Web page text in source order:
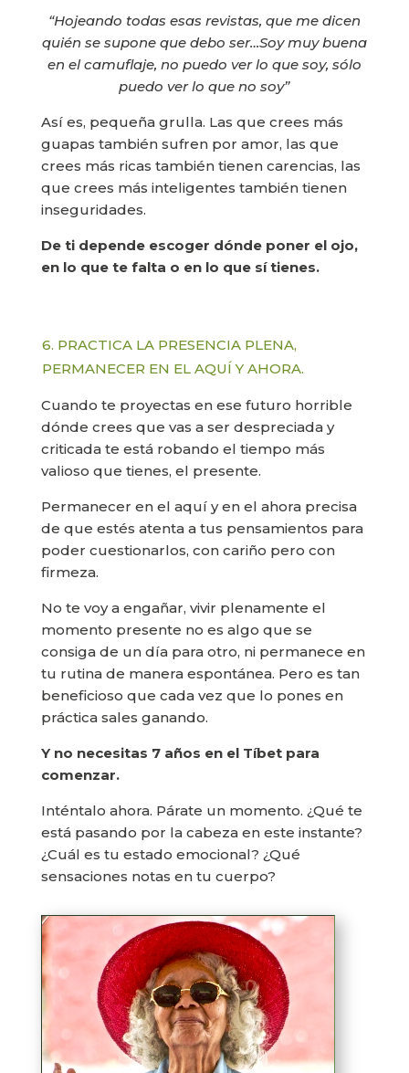
“Hojeando todas esas revistas, que me dicen
quién se supone que debo ser…Soy muy buena
en el camuflaje, no puedo ver lo que soy, sólo
puedo ver lo que no soy”
Así es, pequeña grulla. Las que crees más
guapas también sufren por amor, las que
crees más ricas también tienen carencias, las
que crees más inteligentes también tienen
inseguridades.
De ti depende escoger dónde poner el ojo,
en lo que te falta o en lo que sí tienes.
6. PRACTICA LA PRESENCIA PLENA,
PERMANECER EN EL AQUÍ Y AHORA.
Cuando te proyectas en ese futuro horrible
dónde crees que vas a ser despreciada y
criticada te está robando el tiempo más
valioso que tienes, el presente.
Permanecer en el aquí y en el ahora precisa
de que estés atenta a tus pensamientos para
poder cuestionarlos, con cariño pero con
firmeza.
No te voy a engañar, vivir plenamente el
momento presente no es algo que se
consiga de un día para otro, ni permanece en
tu rutina de manera espontánea. Pero es tan
beneficioso que cada vez que lo pones en
práctica sales ganando.
Y no necesitas 7 años en el Tíbet para
comenzar.
Inténtalo ahora. Párate un momento. ¿Qué te
está pasando por la cabeza en este instante?
¿Cuál es tu estado emocional? ¿Qué
sensaciones notas en tu cuerpo?